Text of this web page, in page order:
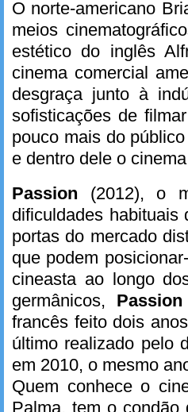
O norte-americano
meios
estético do inglês
cinema comercial
desgraça junto à
sofisticações de
pouco mais do
e dentro dele o
Passion (2012), o
dificuldades
portas do mercado
que podem
cineasta ao longo
germânicos, Passion
francês feito dois
último realizado pelo
em 2010, o mesmo
Quem conhece o
Palma, tem o condão